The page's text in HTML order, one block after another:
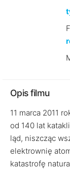
Opis filmu
11 marca 2011
od 140 lat
ląd, niszcząc
elektrownię
katastrofę